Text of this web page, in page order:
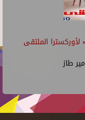
الملتقى
طاز